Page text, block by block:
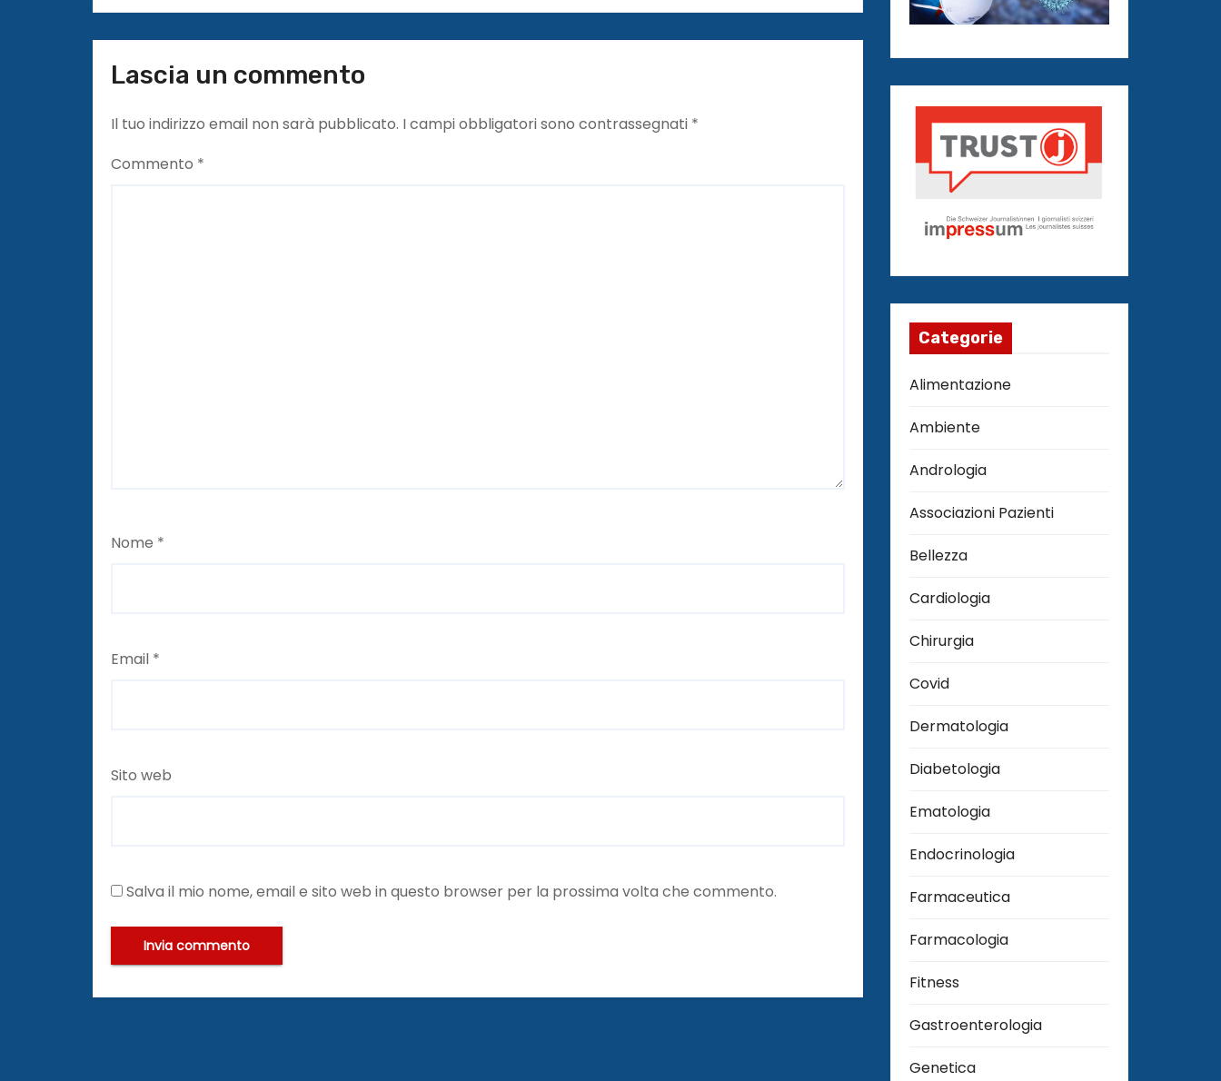
c
o
l
i
Lascia un commento
Il tuo indirizzo email non sarà pubblicato. I campi obbligatori sono contrassegnati *
Commento *
Nome *
Email *
Sito web
Salva il mio nome, email e sito web in questo browser per la prossima volta che commento.
Categorie
Alimentazione
Ambiente
Andrologia
Associazioni Pazienti
Bellezza
Cardiologia
Chirurgia
Covid
Dermatologia
Diabetologia
Ematologia
Endocrinologia
Farmaceutica
Farmacologia
Fitness
Gastroenterologia
Genetica